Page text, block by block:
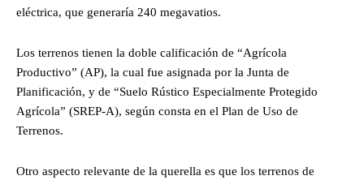
eléctrica, que generaría 240 megavatios.
Los terrenos tienen la doble calificación de “Agrícola
Productivo” (AP), la cual fue asignada por la Junta de
Planificación, y de “Suelo Rústico Especialmente Protegido
Agrícola” (SREP-A), según consta en el Plan de Uso de
Terrenos.
Otro aspecto relevante de la querella es que los terrenos de